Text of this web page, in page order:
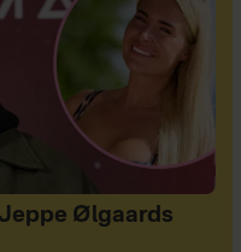
Jeppe Ølgaards